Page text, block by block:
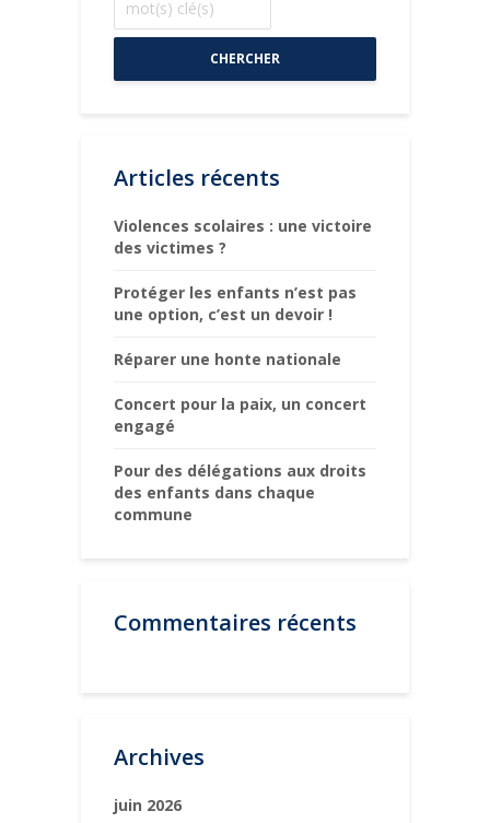
CHERCHER
Articles récents
Violences scolaires : une victoire
des victimes ?
Protéger les enfants n’est pas
une option, c’est un devoir !
Réparer une honte nationale
Concert pour la paix, un concert
engagé
Pour des délégations aux droits
des enfants dans chaque
commune
Commentaires récents
Archives
juin 2026